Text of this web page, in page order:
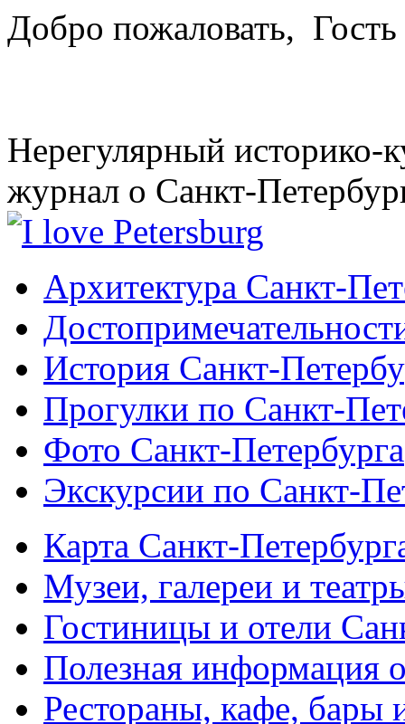
Добро пожаловать, Гость
Нерегулярный историко-
журнал о Санкт-
Архитектура Санкт-
История Санкт-
Прогулки по Санкт-
Фото Санкт-Петербурга
Экскурсии по Санкт-
Карта Санкт-
Музеи, галереи и
Гостиницы и отели
Полезная информация
Рестораны, кафе, бары